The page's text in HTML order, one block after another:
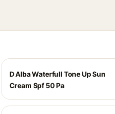
D Alba Waterfull Tone Up Sun
Cream Spf 50 Pa